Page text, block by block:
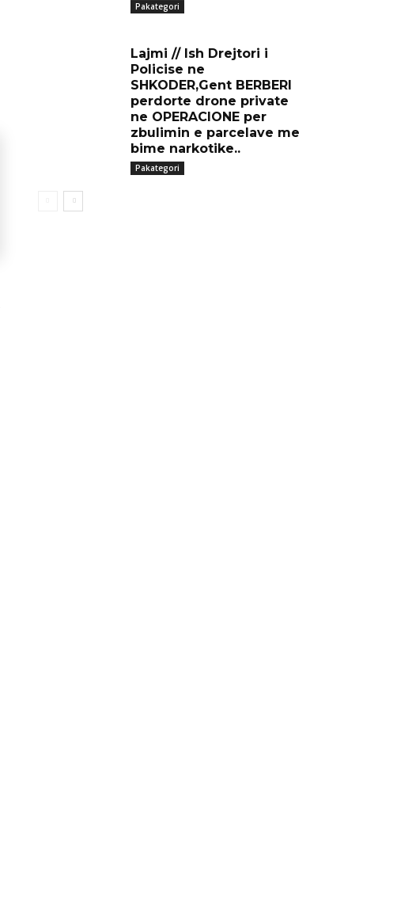
Pakategori
Lajmi // Ish Drejtori i
Policise ne
SHKODER,Gent BERBERI
perdorte drone private
ne OPERACIONE per
zbulimin e parcelave me
bime narkotike..
Pakategori